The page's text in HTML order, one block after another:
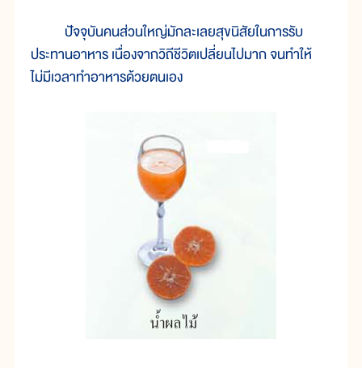
ปัจจุบันคนส่วนใหญ่มักละเลยสุขนิสัยในการรับ
ประทานอาหาร เนื่องจากวิถีชีวิตเปลี่ยนไปมาก จนทำให้
ไม่มีเวลาทำอาหารด้วยตนเอง